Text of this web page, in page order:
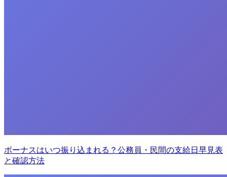
ボーナスはいつ振り込まれる？公務員・民間の支給日早見表
と確認方法